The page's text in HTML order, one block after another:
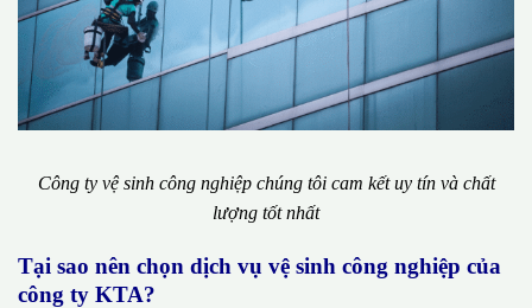
Công ty vệ sinh công nghiệp chúng tôi cam kết uy tín và chất
lượng tốt nhất
Tại sao nên chọn dịch vụ vệ sinh công nghiệp của
công ty KTA?